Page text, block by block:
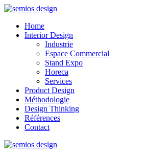
Home
Interior Design
Industrie
Espace Commercial
Stand Expo
Horeca
Services
Product Design
Méthodologie
Design Thinking
Références
Contact